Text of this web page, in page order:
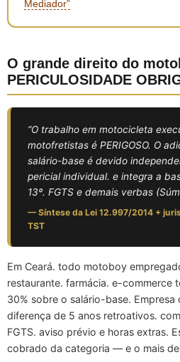
Mediador”
O grande direito do
PERICULOSIDADE
“O trabalho em motocicleta
motofretistas é PERIGOSO. O
salário-base é devido
pericial individual. e integra a
13º. FGTS e demais verbas
— Síntese da Lei 12.997/2014 +
TST
Em Ceará. todo motoboy
restaurante. farmácia. e-commerce
30% sobre o salário-base. Empresa
diferença de 5 anos retroativos.
FGTS. aviso prévio e horas extras.
cobrado da categoria — e o mais